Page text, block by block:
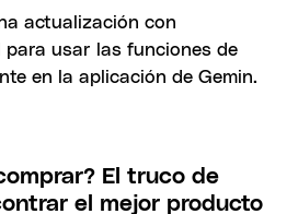
El truco de
el mejor producto